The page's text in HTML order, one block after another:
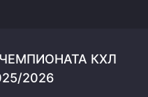
КХЛ
2026